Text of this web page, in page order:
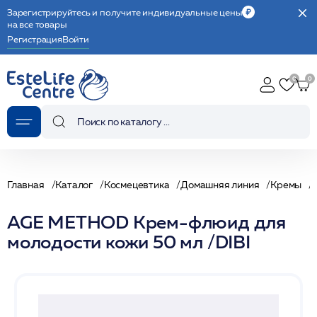
Зарегистрируйтесь и получите индивидуальные цены
на все товары
РегистрацияВойти
Главная Каталог Космецевтика Домашняя линия Кремы
AGE METHOD Крем-флюид для
молодости кожи 50 мл /DIBI